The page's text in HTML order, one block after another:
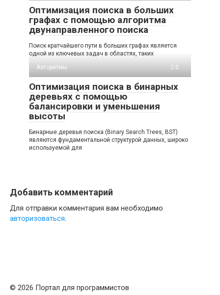
Оптимизация поиска в больших
графах с помощью алгоритма
двунаправленного поиска
Поиск кратчайшего пути в больших графах является
одной из ключевых задач в областях, таких
Алгоритмы
0
Оптимизация поиска в бинарных
деревьях с помощью
балансировки и уменьшения
высоты
Бинарные деревья поиска (Binary Search Trees, BST)
являются фундаментальной структурой данных, широко
используемой для
Добавить комментарий
Для отправки комментария вам необходимо
авторизоваться
© 2026 Портал для программистов